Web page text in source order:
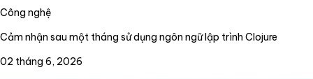
Công nghệ
Cảm nhận sau một tháng sử dụng ngôn ngữ lập trình Clojure
02 tháng 6, 2026